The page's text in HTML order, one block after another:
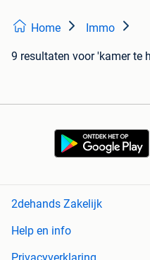
Home Immo
9 resultaten voor 'kamer te
2dehands Zakelijk
Help en info